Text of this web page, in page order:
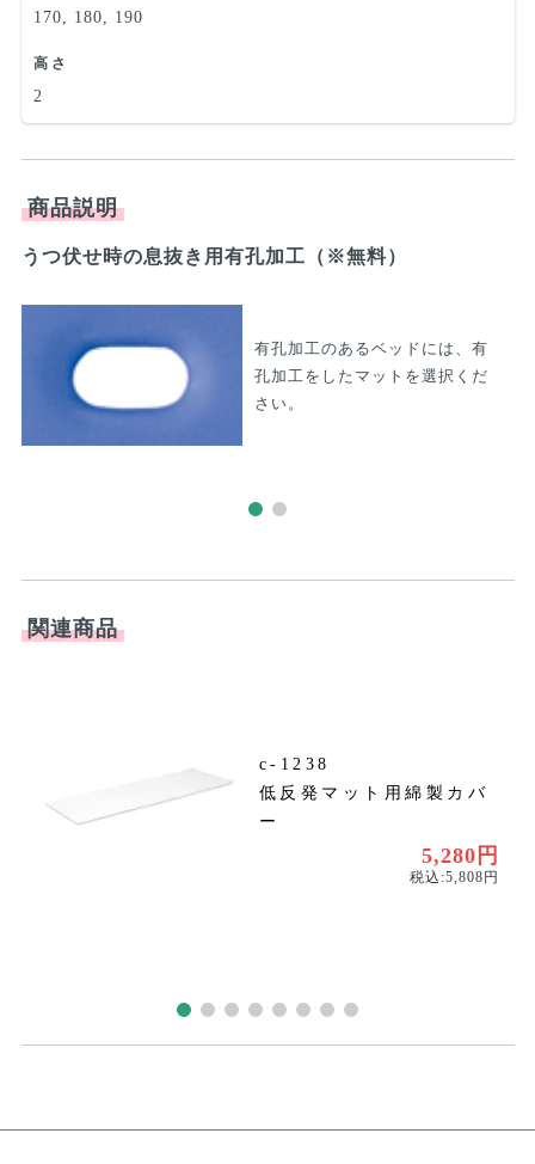
170, 180, 190
高さ
2
商品説明
うつ伏せ時の息抜き用有孔加工（※無料）
有孔加工のあるベッドには、有
孔加工をしたマットを選択くだ
さい。
関連商品
c-1238
低反発マット用綿製カバ
ー
5,280円
税込:5,808円